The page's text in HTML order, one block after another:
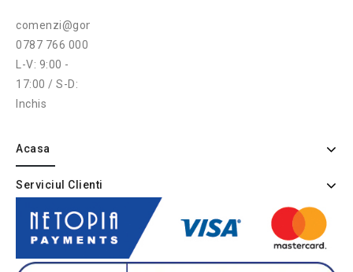
comenzi@gonga.ro
0787 766 000
L-V: 9:00 -
17:00 / S-D:
Inchis
Acasa
Serviciul Clienti